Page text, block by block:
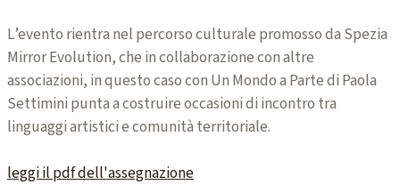
L’evento rientra nel percorso culturale promosso da Spezia
Mirror Evolution, che in collaborazione con altre
associazioni, in questo caso con Un Mondo a Parte di Paola
Settimini punta a costruire occasioni di incontro tra
linguaggi artistici e comunità territoriale.
leggi il pdf dell'assegnazione